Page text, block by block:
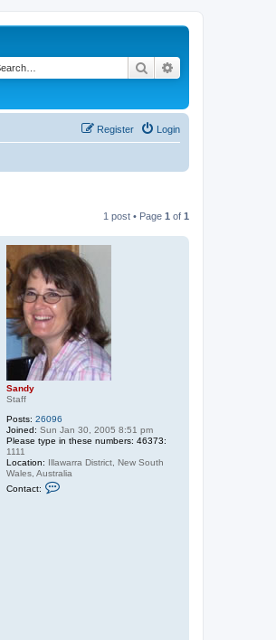
Search
Login
Register
1 post • Page 1 of 1
Sandy
Staff
Posts: 26096
Joined: Sun Jan 30, 2005 8:51 pm
Please type in these numbers: 46373:
1111
Location: Illawarra District, New South
Wales, Australia
Contact: